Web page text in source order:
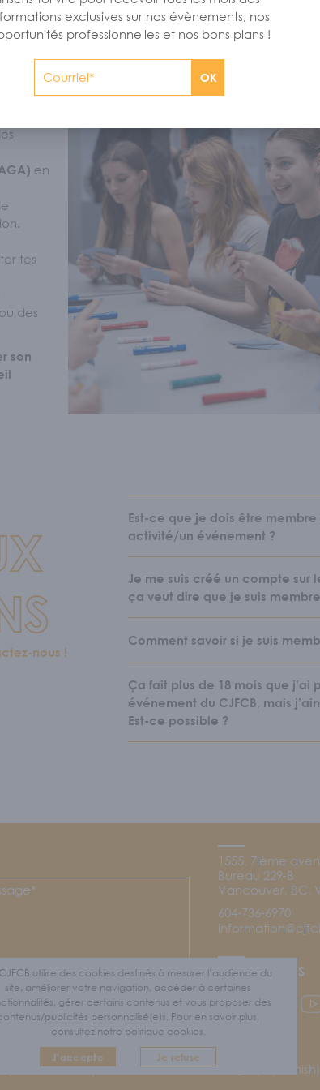
en
tes
des
son
nous !
Est-ce que je dois être membre
activité/un événement ?
Je me suis créé un compte sur
ça veut dire que je suis
Comment savoir si je suis
Ça fait plus de 18 mois que
événement du CJFCB, mais
Est-ce possible ?
utilise des cookies destinés à mesurer l’audience du
site, améliorer votre navigation, accéder à certaines
gérer certains contenus et vous proposer des
publicités personnalisé(e)s. Pour en savoir plus,
consultez notre politique cookies.
J'accepte Je refuse
exclusives sur nos évènements, nos
professionnelles et nos bons plans !
OK
Footer
Envoyer
Protégé par reCAPTCHA
1555, 7ième
Bureau 229-B
Vancouver, BC,
604-736-6970
SUIVEZ-NOUS
Lien Facebook du CJFCB
Lien Instagram
Lien
Waututh), Skwxwú7mesh-ulh Temíx̱w